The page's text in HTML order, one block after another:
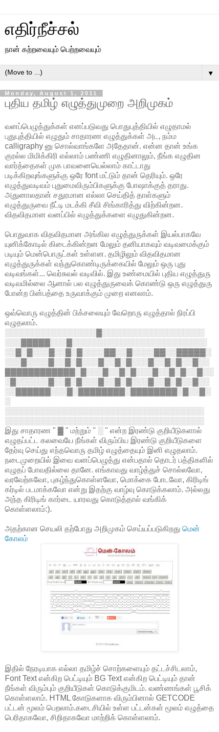
எதிர்நீச்சல்
நான் கற்றவையும் பெற்றவையும்
▼
Monday, August 1, 2011
புதிய தமிழ் எழுத்துமுறை அறிமுகம்
வனப்பெழுத்துக்கள் எனப்படுவது பொதுபுத்தியில் எழுதாமல்
புதுபுத்தியில் எழுதும் சாதாரண எழுத்துக்கள் அட, நம்ம
calligraphy னு சொல்வாங்களே அதேதான். என்ன தான் உங்க
குரல்ல மிமிக்கிரி எல்லாம் பண்ணி எழுதினாலும், நீங்க எழுதின
வார்த்தைகள் முக பாவனையெல்லாம் காட்டாது
படிக்கிறவுங்களுக்கு ஒரே font மட்டும் தான் தெரியும். ஒரே
எழுத்துவடிவம் புதுமைவிரும்பிகளுக்கு போஷாக்குத் தராது.
அதுனாலதான் சதுரமான எல்லா செய்தித் தாள்களும்
எழுத்துருவை நீட்டி மடக்கி சீவி சிங்காரித்து விற்கின்றன.
விதவிதமான வனப்பில் எழுத்துக்களை எழுதுகின்றன.
பொதுவாக விதவிதமான அங்கில எழுத்துருக்கள் இயல்பாகவே
யுனிக்கோடில் கிடைக்கின்றன மேலும் தனியாகவும் வடிவமைக்கும்
படியும் மென்பொருட்கள் உள்ளன. தமிழிலும் விதவிதமான
எழுத்துருக்கள் வந்துகொண்டிருக்கையில் மேலும் ஒரு புது
வடிவங்கள்... வெர்சுவல் வடிவில். இது உண்மையில் புதிய எழுத்துரு
வடிவமில்லை ஆனால் பல எழுத்துருவைக் கொண்டு ஒரு எழுத்துரு
போன்ற பின்பத்தை உருவாக்கும் முறை எனலாம்.
ஒவ்வொரு எழுத்தின் பிக்சலையும் வேறொரு எழுத்தால் நிரப்பி
எழுதலாம்.
░░░░░░░░░░░░░░░░░▓░░░░░░░░░░░░░░░░░░░
░░░▓▓▓▓▓░░░▓░░░░░░░░░░░░░░░░░░░░░░░░░
░░▓░▓░░░▓░░▓░▓░░░░▓▓░░▓░░░░▓▓░░▓▓▓▓▓░
░░░▓░░░░▓░░▓░▓░░░▓░░▓░▓░░░▓░░▓░▓░░▓░░
▓▓▓▓▓▓▓▓▓▓▓▓░▓░░░▓░░▓░▓░░░▓░░▓░▓░░▓░░
░▓░░░░░░▓░░▓░▓░░░▓░░▓░▓░░░▓░░▓░▓░░▓░░
░░▓▓▓▓▓▓░░░▓░▓▓▓▓▓▓▓▓░▓▓▓▓▓▓▓▓░▓░░▓░
░
░░░░░░░░░░░░░░░░░░░░░░░░░░░░░░░░░░░░░
░░░░░░░░░░░░░░░░░░░░░░░░░░░░░░░░░░░░░
இது சாதாரண " ▓ " மற்றும் " ░ " என்ற இரண்டு குறியீடுகளால்
எழுதப்பட்ட கலவையே நீங்கள் விரும்பிய இரண்டு குறியீடுகளை
தேர்வு செய்து எந்தவொரு தமிழ் எழுத்தையும் இனி எழுதலாம்.
நடைமுறையில் இவை வனப்பெழுத்து என்பதால் தொடர் பத்திகளில்
எழுதப் போவதில்லை தானே. எங்காவது வாழ்த்துச் சொல்லவோ,
வரவேற்கவோ, புகழ்ந்துகொள்ளவோ, மொக்கை போடவோ, கிரிடிங்
கர்டில் படமாக்கவோ என்று இதற்கு வாழ்வு கொடுக்கலாம். அல்லது
அந்த கிரிடிங் கார்டை யாரவது கொடுத்தால் வங்கிக்
கொள்ளலாம்:).
அதற்கான செயலி தற்போது அறிமுகம் செய்யப்படுகிறது மென்
கோலம்
இதில் நேரடியாக எல்லா தமிழ்ச் சொற்களையும் தட்டச்சிடலாம்,
Font Text என்கிற பெட்டியும் BG Text என்கிற பெட்டியும் தான்
நீங்கள் விரும்பும் குறியீடுகள் கொடுக்குமிடம். வண்ணங்கள் பூசிக்
கொள்ளலாம். HTML கோடுகளாக விரும்பினால் GETCODE
பட்டன் மூலம் பெறலாம்.கடைசியில் உள்ள பட்டன்கள் மூலம் எழுத்தை
பெரிதாகவோ, சிறிதாகவோ மாற்றிக் கொள்ளலாம்.